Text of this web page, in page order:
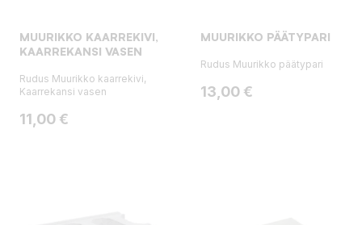
MUURIKKO KAARREKIVI,
KAARREKANSI VASEN
Rudus Muurikko kaarrekivi,
Kaarrekansi vasen
Hinta
11,00 €
MUURIKKO PÄÄTYPARI
Rudus Muurikko päätypari
Hinta
13,00 €